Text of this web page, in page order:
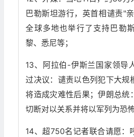
巴勒斯坦游行，英首相谴责"
全球多地也举行了支持巴勒
黎、悉尼等；
13、阿拉伯-伊斯兰国家领导
过决议：谴责以色列犯下大规
将造成灾难性后果；伊朗总统
切断对以关系并将以军列为恐怖
14、超750名记者联合请愿：